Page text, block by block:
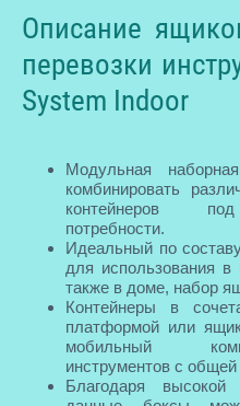
Описание
перевозки
System Indoor
Модульная
комбинировать
контейнеров
потребности.
Идеальный по
для использования в
также в доме, набор
Контейнеры в
платформой или
мобильный
инструментов с общей
Благодаря высокой